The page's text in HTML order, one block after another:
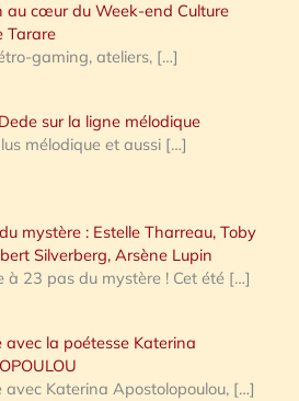
au cœur du Week-end Culture
Tarare
gaming, ateliers, […]
sur la ligne mélodique
mélodique et aussi […]
mystère : Estelle Tharreau, Toby
Silverberg, Arsène Lupin
à 23 pas du mystère ! Cet été […]
avec la poétesse Katerina
avec Katerina Apostolopoulou, […]